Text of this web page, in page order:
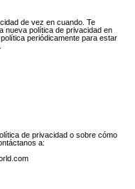
de vez en cuando. Te
nueva política de privacidad en
periódicamente para estar
de privacidad o sobre cómo
a: